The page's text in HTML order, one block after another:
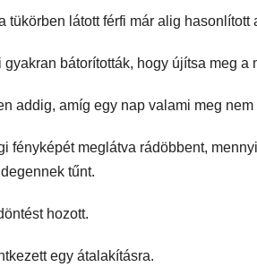
tükörben látott férfi már alig hasonlított
gyakran bátorították, hogy újítsa meg
addig, amíg egy nap valami meg nem
fényképét meglátva rádöbbent,
tűnt.
hozott.
egy átalakításra.